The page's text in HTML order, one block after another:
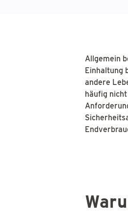
Allgemein
Einhaltung
andere
häufig